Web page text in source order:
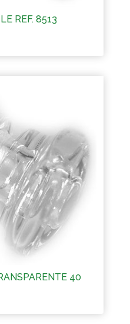
REF. 8513
40